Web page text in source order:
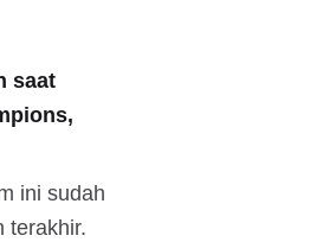
saat
ini sudah
terakhir.